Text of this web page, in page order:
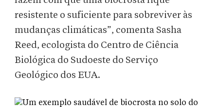
resistente o suficiente para sobreviver às
mudanças climáticas”, comenta Sasha
Reed, ecologista do Centro de Ciência
Biológica do Sudoeste do Serviço
Geológico dos EUA.